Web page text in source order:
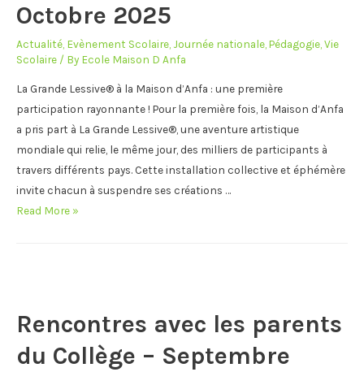
Octobre 2025
Actualité, Evènement Scolaire, Journée nationale,Pédagogie,Vie
Scolaire / By Ecole Maison D Anfa
La Grande Lessive® à la Maison d’Anfa : une première
participation rayonnante ! Pour la première fois, la Maison d’Anfa
a pris part à La Grande Lessive®, une aventure artistique
mondiale qui relie, le même jour, des milliers de participants à
travers différents pays. Cette installation collective et éphémère
invite chacun à suspendre ses créations …
La
Nuit
et
Read More »
Rencontres avec les parents
du Collège – Septembre